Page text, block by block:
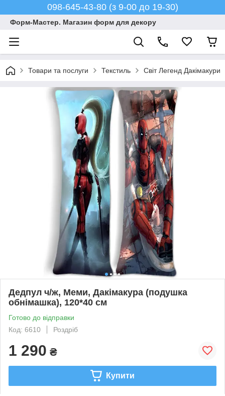
098-645-43-80 (з 9-00 до 19-30)
Форм-Мастер. Магазин форм для декору
Товари та послуги Текстиль Світ Легенд Дакімакури
Дедпул ч/ж, Меми, Дакімакура (подушка
обнімашка), 120*40 см
Готово до відправки
Код: 6610
Роздріб
1 290 ₴
Купити